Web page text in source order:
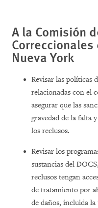
A la Comisión
Nueva York
Revisar las políticas
relacionadas con el
asegurar que las
gravedad de la falta
los reclusos.
Revisar los
sustancias del
reclusos tengan
de tratamiento por
de daños, incluida